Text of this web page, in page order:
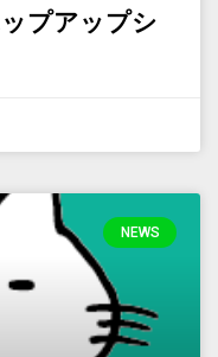
プアップシ
NEWS